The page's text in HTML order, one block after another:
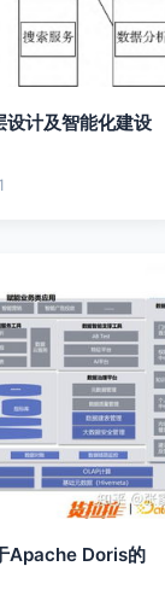
设计及智能化建设
Apache Doris的